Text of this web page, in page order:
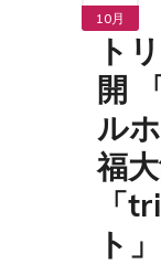
10月
ト
開
ル
福
「
ト